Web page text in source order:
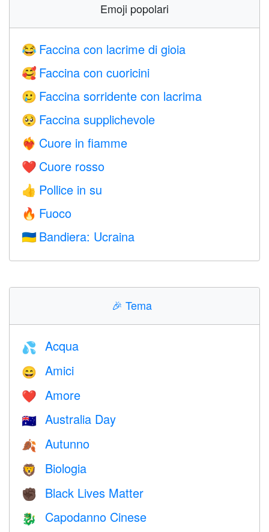
Emoji popolari
😂 Faccina con lacrime di gioia
🥰 Faccina con cuoricini
🥲 Faccina sorridente con lacrima
🥺 Faccina supplichevole
❤️‍🔥 Cuore in fiamme
❤️ Cuore rosso
👍 Pollice in su
🔥 Fuoco
🇺🇦 Bandiera: Ucraina
🎉 Tema
💦 Acqua
😄 Amici
❤️️ Amore
🇦🇺 Australia Day
🍂 Autunno
🦁 Biologia
✊🏿 Black Lives Matter
🐉 Capodanno Cinese